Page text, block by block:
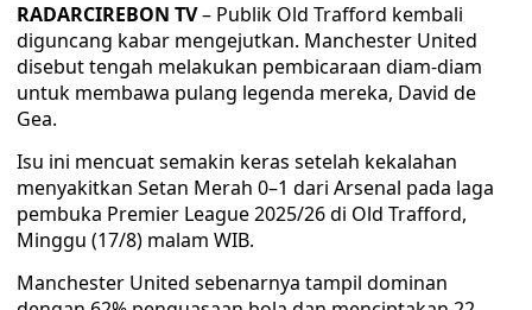
RADARCIREBON TV– Publik Old Trafford kembali
diguncang kabar mengejutkan. Manchester United
disebut tengah melakukan pembicaraan diam-diam
untuk membawa pulang legenda mereka, David de
Gea.
Isu ini mencuat semakin keras setelah kekalahan
menyakitkan Setan Merah 0–1 dari Arsenal pada laga
pembuka Premier League 2025/26 di Old Trafford,
Minggu (17/8) malam WIB.
Manchester United sebenarnya tampil dominan